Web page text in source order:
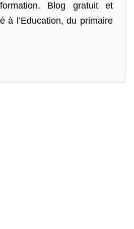
Blog gratuit et
à l’Education, du primaire